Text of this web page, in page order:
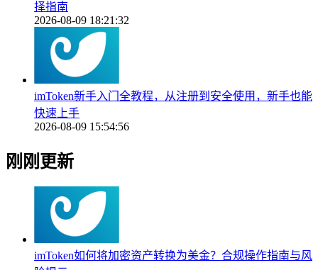
择指南
2026-08-09 18:21:32
imToken新手入门全教程，从注册到安全使用，新手也能
快速上手
2026-08-09 15:54:56
刚刚更新
imToken如何将加密资产转换为美金？合规操作指南与风